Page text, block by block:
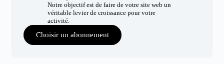
Notre objectif est de faire de votre site web un
véritable levier de croissance pour votre
activité.
Choisir un abonnement